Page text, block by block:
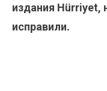
издания Hürriyet,
исправили.